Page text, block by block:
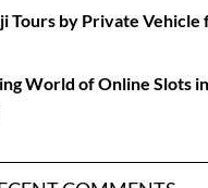
Tours by Private Vehicle
World of Online Slots